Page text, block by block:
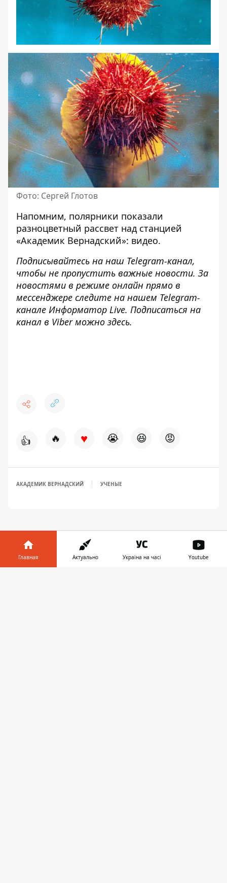
Фото: Сергей Глотов
Напомним, полярники показали
разноцветный рассвет над станцией
«Академик Вернадский»: видео.
Подписывайтесь на наш Telegram-канал,
чтобы не пропустить важные новости. За
новостями в режиме онлайн прямо в
мессенджере следите на нашем Telegram-
канале Информатор Live. Подписаться на
канал в Viber можно здесь.
👍 🔥 ♥ 😭 😆 😡
АКАДЕМИК ВЕРНАДСКИЙ УЧЕНЫЕ
Главная Актуально Україна на часі Youtube